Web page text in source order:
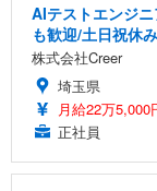
AIテストエンジ
も歓迎/土日祝休
株式会社Creer
埼玉県
月給22万5,000
正社員